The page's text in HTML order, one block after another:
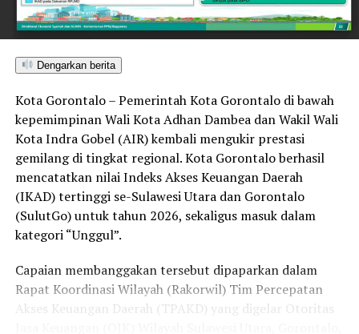
Selain pengukuhan nilai toleransi, kondusivitas daerah
turut ditopang oleh tindakan tegas Pemkot Gorontalo
bersama aparat penegak hukum dalam memberantas
secara menyeluruh, tidak hanya menyasar pengecer
skala kecil tetapi juga distributor dan toko-toko besar
yang melanggar aturan.
Dalam daftar pemeringkatan nasional tersebut, Kota
Denpasar menempati posisi puncak dengan tingkat rasa
aman masyarakat melebihi 81 persen, disusul oleh Kota
Yogyakarta, Surakarta, Semarang, Magelang, dan
Kota Gorontalo yang berada di urutan ketujuh berhasil
mengungguli sejumlah kota berkembang lainnya di
Dengarkan berita
Kota Gorontalo – Pemerintah Kota Gorontalo di bawah
kepemimpinan Wali Kota Adhan Dambea dan Wakil Wali
Kota Indra Gobel (AIR) kembali mengukir prestasi
gemilang di tingkat regional. Kota Gorontalo berhasil
mencatatkan nilai Indeks Akses Keuangan Daerah
(IKAD) tertinggi se-Sulawesi Utara dan Gorontalo
(SulutGo) untuk tahun 2026, sekaligus masuk dalam
kategori “Unggul”.
Capaian membanggakan tersebut dipaparkan dalam
Rapat Koordinasi Wilayah (Rakorwil) Tim Percepatan
Akses Keuangan Daerah (TPAKD) yang digelar Otoritas